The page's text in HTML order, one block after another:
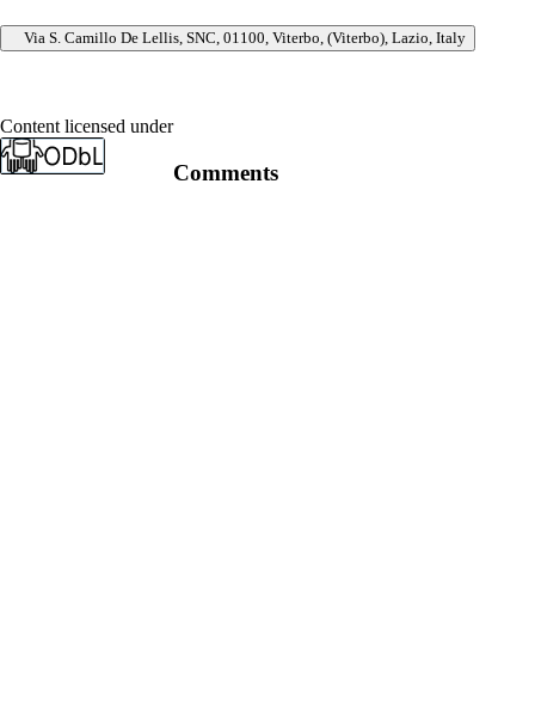
Via S. Camillo De Lellis, SNC, 01100, Viterbo, (Viterbo), Lazio, Italy
Content licensed under
Comments